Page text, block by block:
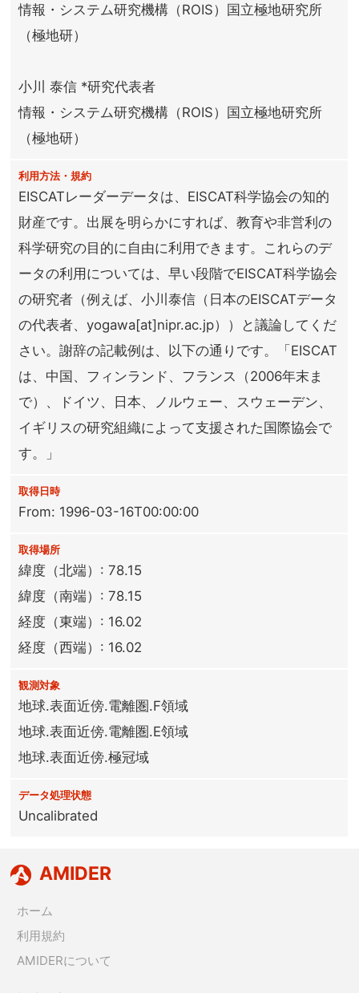
情報・システム研究機構（ROIS）国立極地研究所
（極地研）
小川 泰信 *研究代表者
情報・システム研究機構（ROIS）国立極地研究所
（極地研）
利用方法・規約
EISCATレーダーデータは、EISCAT科学協会の知的
財産です。出展を明らかにすれば、教育や非営利の
科学研究の目的に自由に利用できます。これらのデ
ータの利用については、早い段階でEISCAT科学協会
の研究者（例えば、小川泰信（日本のEISCATデータ
の代表者、yogawa[at]nipr.ac.jp））と議論してくだ
さい。謝辞の記載例は、以下の通りです。「EISCAT
は、中国、フィンランド、フランス（2006年末ま
で）、ドイツ、日本、ノルウェー、スウェーデン、
イギリスの研究組織によって支援された国際協会で
す。」
取得日時
From: 1996-03-16T00:00:00
取得場所
緯度（北端）: 78.15
緯度（南端）: 78.15
経度（東端）: 16.02
経度（西端）: 16.02
観測対象
地球.表面近傍.電離圏.F領域
地球.表面近傍.電離圏.E領域
地球.表面近傍.極冠域
データ処理状態
Uncalibrated
AMIDER
ホーム
利用規約
AMIDERについて